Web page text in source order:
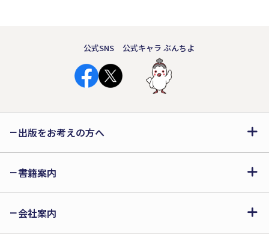
公式SNS 公式キャラ ぶんちよ
出版をお考えの方へ
書籍案内
会社案内